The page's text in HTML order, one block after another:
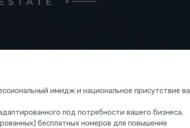
имидж и национальное присутствие
под потребности вашего бизнеса.
бесплатных номеров для повышения